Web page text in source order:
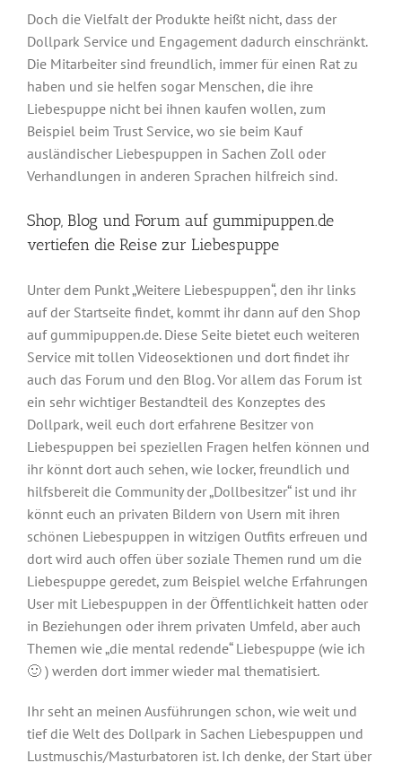
Doch die Vielfalt der Produkte heißt nicht, dass der
Dollpark Service und Engagement dadurch einschränkt.
Die Mitarbeiter sind freundlich, immer für einen Rat zu
haben und sie helfen sogar Menschen, die ihre
Liebespuppe nicht bei ihnen kaufen wollen, zum
Beispiel beim Trust Service, wo sie beim Kauf
ausländischer Liebespuppen in Sachen Zoll oder
Verhandlungen in anderen Sprachen hilfreich sind.
Shop, Blog und Forum auf gummipuppen.de
vertiefen die Reise zur Liebespuppe
Unter dem Punkt „Weitere Liebespuppen“, den ihr links
auf der Startseite findet, kommt ihr dann auf den Shop
auf gummipuppen.de. Diese Seite bietet euch weiteren
Service mit tollen Videosektionen und dort findet ihr
auch das Forum und den Blog. Vor allem das Forum ist
ein sehr wichtiger Bestandteil des Konzeptes des
Dollpark, weil euch dort erfahrene Besitzer von
Liebespuppen bei speziellen Fragen helfen können und
ihr könnt dort auch sehen, wie locker, freundlich und
hilfsbereit die Community der „Dollbesitzer“ ist und ihr
könnt euch an privaten Bildern von Usern mit ihren
schönen Liebespuppen in witzigen Outfits erfreuen und
dort wird auch offen über soziale Themen rund um die
Liebespuppe geredet, zum Beispiel welche Erfahrungen
User mit Liebespuppen in der Öffentlichkeit hatten oder
in Beziehungen oder ihrem privaten Umfeld, aber auch
Themen wie „die mental redende“ Liebespuppe (wie ich
🙂 ) werden dort immer wieder mal thematisiert.
Ihr seht an meinen Ausführungen schon, wie weit und
tief die Welt des Dollpark in Sachen Liebespuppen und
Lustmuschis/Masturbatoren ist. Ich denke, der Start über